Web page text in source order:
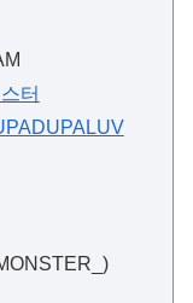
터